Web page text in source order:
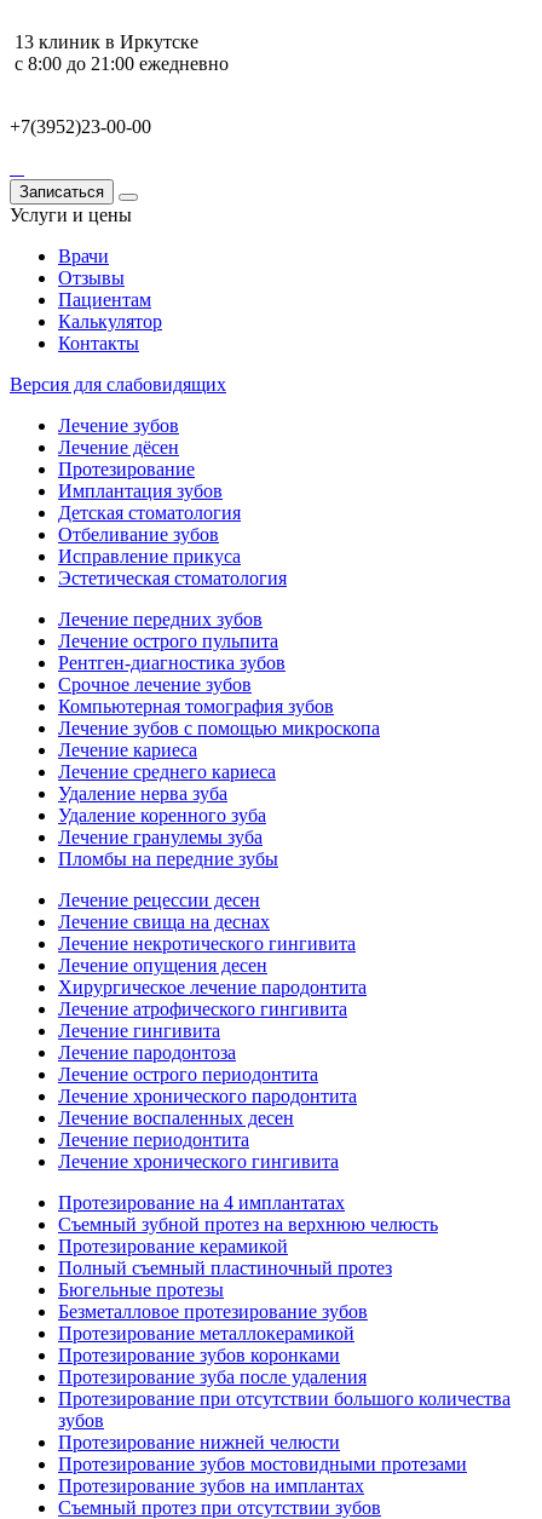
13 клиник в Иркутске
с 8:00 до 21:00 ежедневно
+7(3952)23-00-00
Записаться
Услуги и цены
Врачи
Отзывы
Пациентам
Калькулятор
Контакты
Версия для слабовидящих
Лечение зубов
Лечение дёсен
Протезирование
Имплантация зубов
Детская стоматология
Отбеливание зубов
Исправление прикуса
Эстетическая стоматология
Лечение передних зубов
Лечение острого пульпита
Рентген-диагностика зубов
Срочное лечение зубов
Компьютерная томография зубов
Лечение зубов с помощью микроскопа
Лечение кариеса
Лечение среднего кариеса
Удаление нерва зуба
Удаление коренного зуба
Лечение гранулемы зуба
Пломбы на передние зубы
Лечение рецессии десен
Лечение свища на деснах
Лечение некротического гингивита
Лечение опущения десен
Хирургическое лечение пародонтита
Лечение атрофического гингивита
Лечение гингивита
Лечение пародонтоза
Лечение острого периодонтита
Лечение хронического пародонтита
Лечение воспаленных десен
Лечение периодонтита
Лечение хронического гингивита
Протезирование на 4 имплантатах
Съемный зубной протез на верхнюю челюсть
Протезирование керамикой
Полный съемный пластиночный протез
Бюгельные протезы
Безметалловое протезирование зубов
Протезирование металлокерамикой
Протезирование зубов коронками
Протезирование зуба после удаления
Протезирование при отсутствии большого количества
зубов
Протезирование нижней челюсти
Протезирование зубов мостовидными протезами
Протезирование зубов на имплантах
Съемный протез при отсутствии зубов